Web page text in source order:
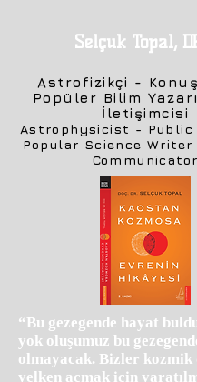
Selçuk Topal,
Astrofizikçi -
Popüler Bilim
İletişimcisi
Astrophysicist - Public
Popular Science
Communicator
“Bu gezegende hayat
yok oluşumuz bu
olmayacak. Bizler kozmik
yelken açmak için